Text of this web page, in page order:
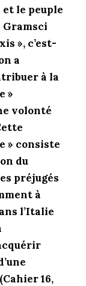
le peuple
Gramsci
», c’est-
a
à la
»
volonté
» consiste
du
préjugés
à
l’Italie
16,